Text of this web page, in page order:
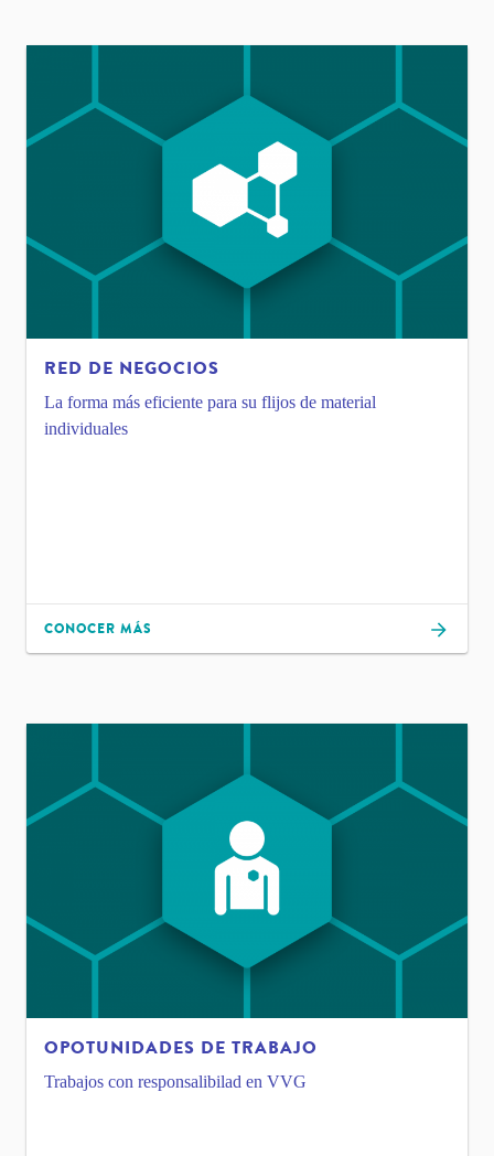
RED DE NEGOCIOS
La forma más eficiente para su flijos de material
individuales
CONOCER MÁS
OPOTUNIDADES DE TRABAJO
Trabajos con responsalibilad en VVG